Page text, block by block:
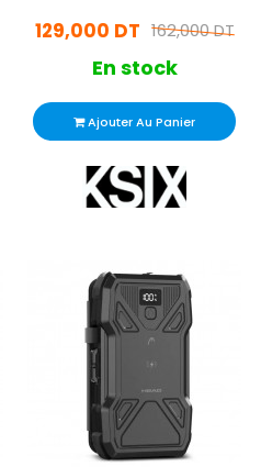
162,000 DT
129,000 DT
En stock
Ajouter Au Panier